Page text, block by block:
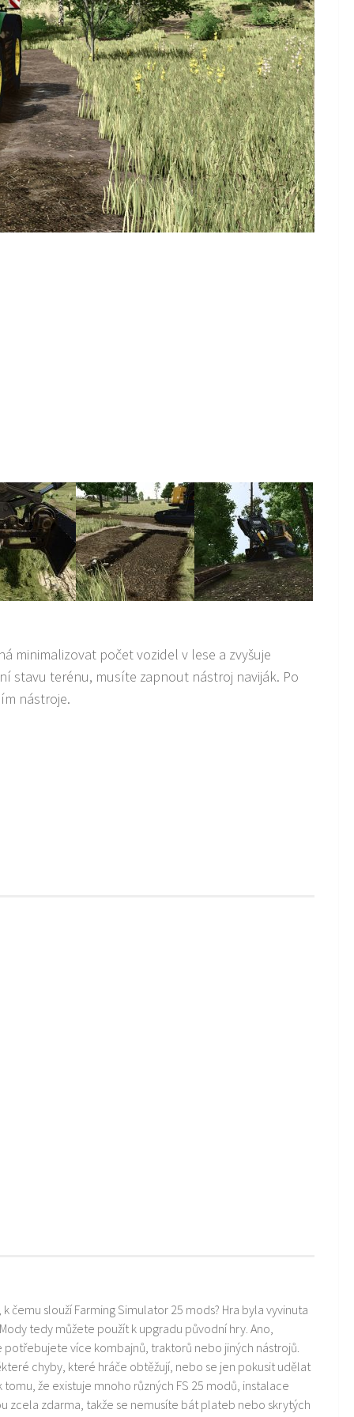
minimalizovat počet vozidel v lese a zvyšuje
stavu terénu, musíte zapnout nástroj naviják. Po
nástroje.
slouží Farming Simulator 25 mods? Hra byla vyvinuta
tedy můžete použít k upgradu původní hry. Ano,
více kombajnů, traktorů nebo jiných nástrojů.
chyby, které hráče obtěžují, nebo se jen pokusit udělat
že existuje mnoho různých FS 25 modů, instalace
zcela zdarma, takže se nemusíte bát plateb nebo skrytých